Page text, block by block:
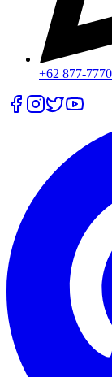
+62 877-